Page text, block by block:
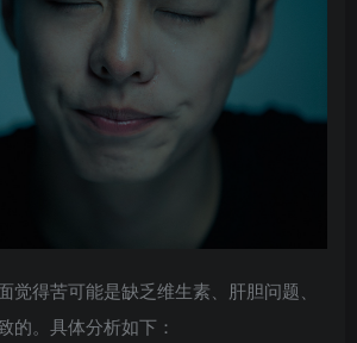
觉得苦可能是缺乏维生素、肝胆问题、
的。具体分析如下：